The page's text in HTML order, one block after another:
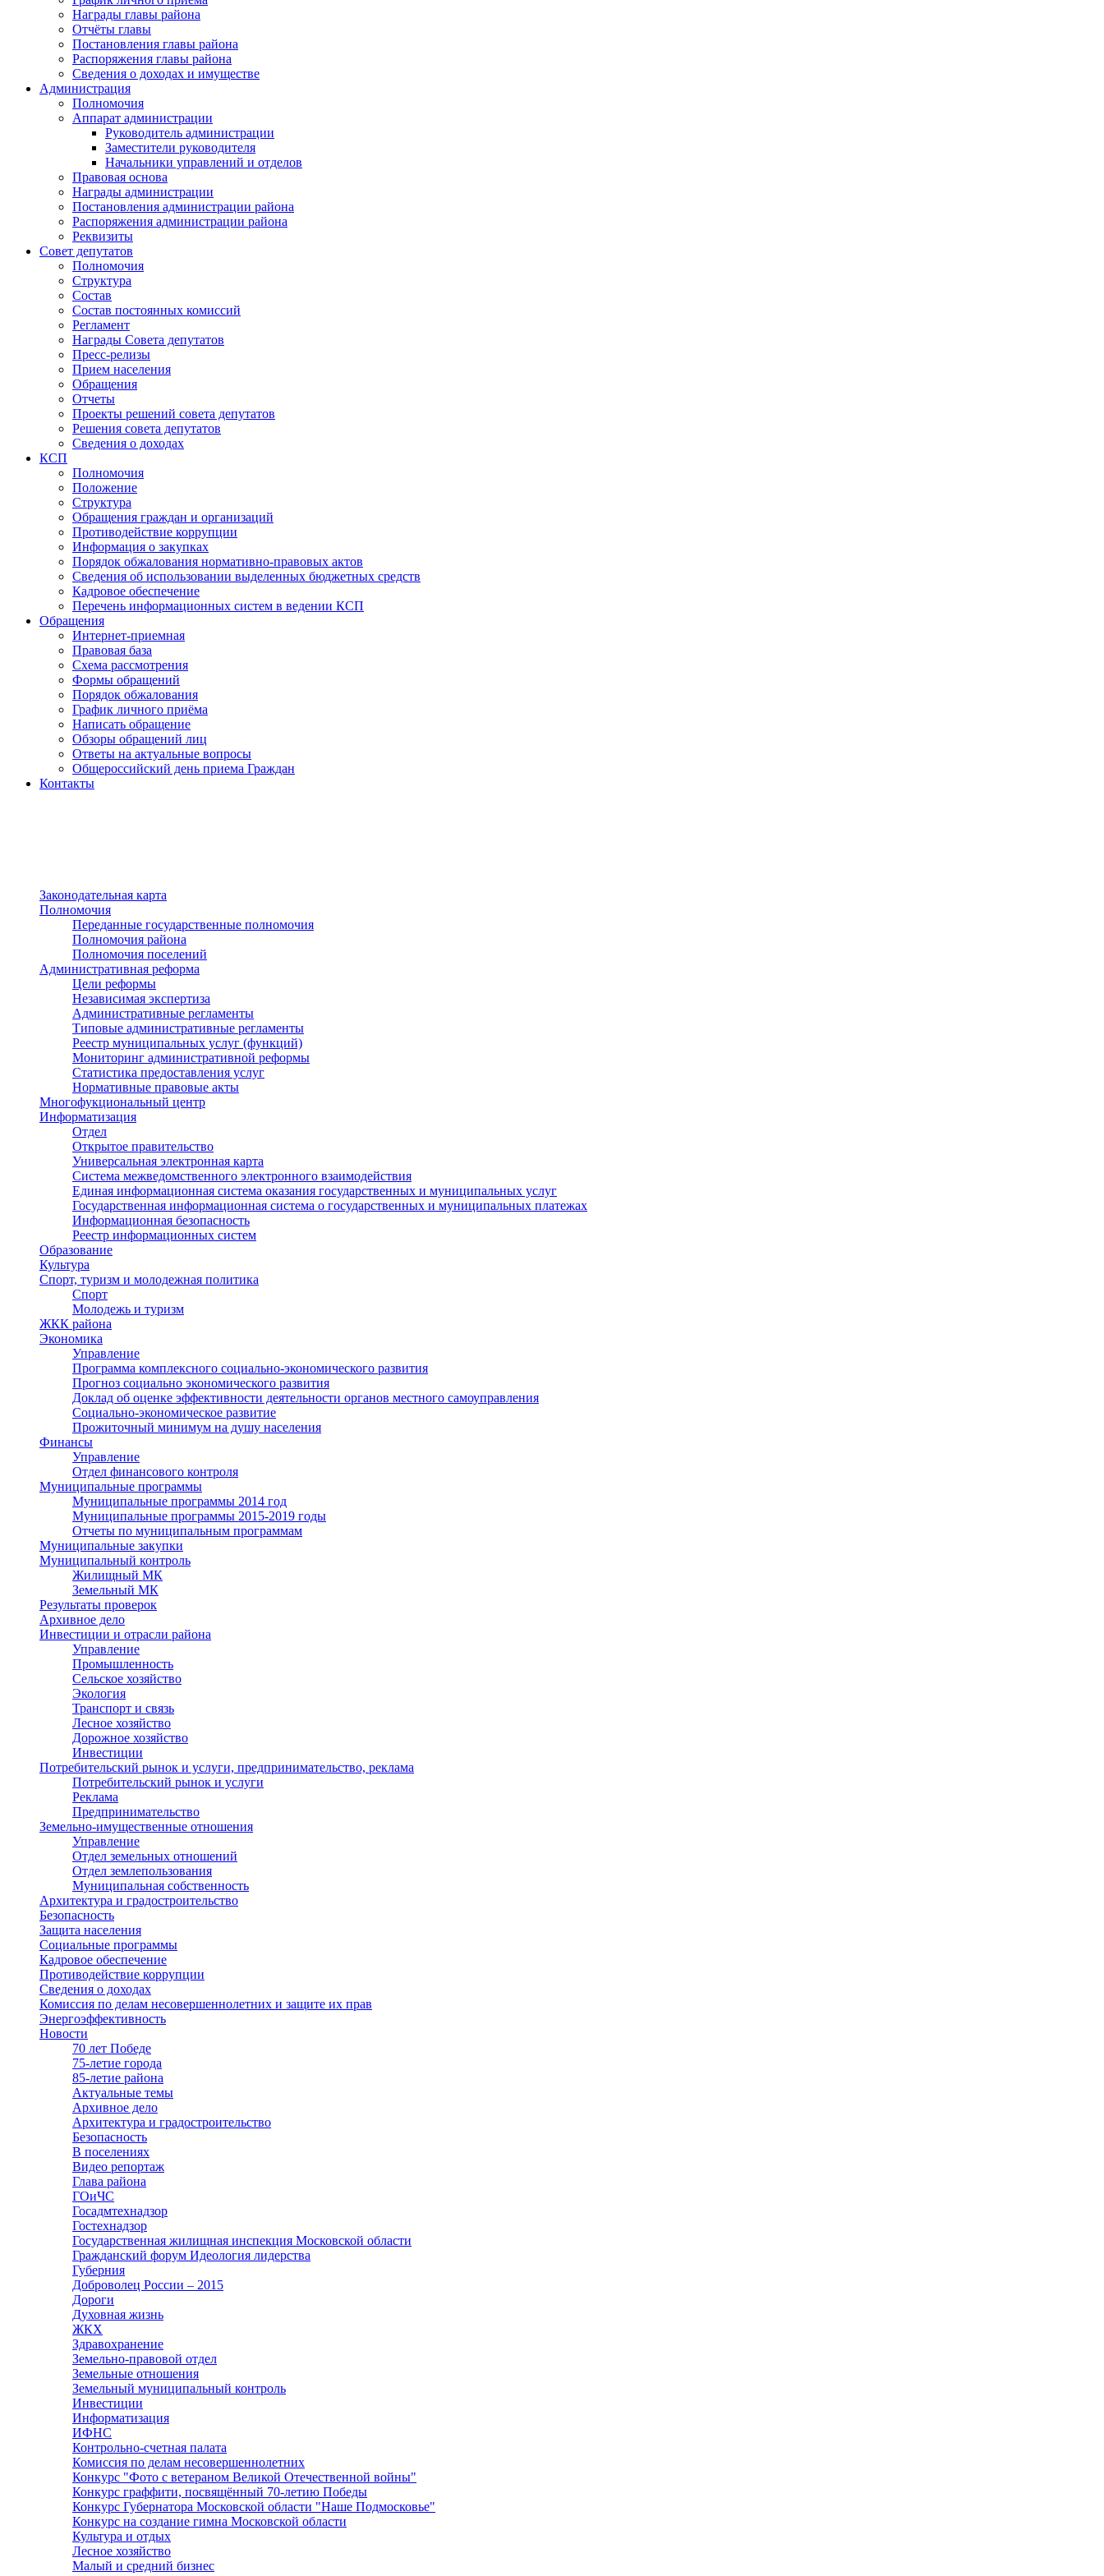
Награды главы района
Отчёты главы
Постановления главы района
Распоряжения главы района
Сведения о доходах и имуществе
Администрация
Полномочия
Аппарат администрации
Руководитель администрации
Заместители руководителя
Начальники управлений и отделов
Правовая основа
Награды администрации
Постановления администрации района
Распоряжения администрации района
Реквизиты
Совет депутатов
Полномочия
Структура
Состав
Состав постоянных комиссий
Регламент
Награды Совета депутатов
Пресс-релизы
Прием населения
Обращения
Отчеты
Проекты решений совета депутатов
Решения совета депутатов
Сведения о доходах
КСП
Полномочия
Положение
Структура
Обращения граждан и организаций
Противодействие коррупции
Информация о закупках
Порядок обжалования нормативно-правовых актов
Сведения об использовании выделенных бюджетных средств
Кадровое обеспечение
Перечень информационных систем в ведении КСП
Обращения
Интернет-приемная
Правовая база
Схема рассмотрения
Формы обращений
Порядок обжалования
График личного приёма
Написать обращение
Обзоры обращений лиц
Ответы на актуальные вопросы
Общероссийский день приема Граждан
Контакты
Законодательная карта
Полномочия
Переданные государственные полномочия
Полномочия района
Полномочия поселений
Административная реформа
Цели реформы
Независимая экспертиза
Административные регламенты
Типовые административные регламенты
Реестр муниципальных услуг (функций)
Мониторинг административной реформы
Статистика предоставления услуг
Нормативные правовые акты
Многофукциональный центр
Информатизация
Отдел
Открытое правительство
Универсальная электронная карта
Система межведомственного электронного взаимодействия
Единая информационная система оказания государственных и муниципальных услуг
Государственная информационная система о государственных и муниципальных платежах
Информационная безопасность
Реестр информационных систем
Образование
Культура
Спорт, туризм и молодежная политика
Спорт
Молодежь и туризм
ЖКК района
Экономика
Управление
Программа комплексного социально-экономического развития
Прогноз социально экономического развития
Доклад об оценке эффективности деятельности органов местного самоуправления
Социально-экономическое развитие
Прожиточный минимум на душу населения
Финансы
Управление
Отдел финансового контроля
Муниципальные программы
Муниципальные программы 2014 год
Муниципальные программы 2015-2019 годы
Отчеты по муниципальным программам
Муниципальные закупки
Муниципальный контроль
Жилищный МК
Земельный МК
Результаты проверок
Архивное дело
Инвестиции и отрасли района
Управление
Промышленность
Сельское хозяйство
Экология
Транспорт и связь
Лесное хозяйство
Дорожное хозяйство
Инвестиции
Потребительский рынок и услуги, предпринимательство, реклама
Потребительский рынок и услуги
Реклама
Предпринимательство
Земельно-имущественные отношения
Управление
Отдел земельных отношений
Отдел землепользования
Муниципальная собственность
Архитектура и градостроительство
Безопасность
Защита населения
Социальные программы
Кадровое обеспечение
Противодействие коррупции
Сведения о доходах
Комиссия по делам несовершеннолетних и защите их прав
Энергоэффективность
Новости
70 лет Победе
75-летие города
85-летие района
Актуальные темы
Архивное дело
Архитектура и градостроительство
Безопасность
В поселениях
Видео репортаж
Глава района
ГОиЧС
Госадмтехнадзор
Гостехнадзор
Государственная жилищная инспекция Московской области
Гражданский форум Идеология лидерства
Губерния
Доброволец России – 2015
Дороги
Духовная жизнь
ЖКХ
Здравохранение
Земельно-правовой отдел
Земельные отношения
Земельный муниципальный контроль
Инвестиции
Информатизация
ИФНС
Контрольно-счетная палата
Комиссия по делам несовершеннолетних
Конкурс "Фото с ветераном Великой Отечественной войны"
Конкурс граффити, посвящённый 70-летию Победы
Конкурс Губернатора Московской области "Наше Подмосковье"
Конкурс на создание гимна Московской области
Культура и отдых
Лесное хозяйство
Малый и средний бизнес